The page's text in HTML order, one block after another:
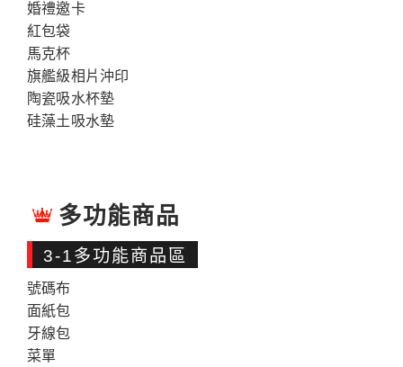
婚禮邀卡
紅包袋
馬克杯
旗艦級相片沖印
陶瓷吸水杯墊
硅藻土吸水墊
多功能商品
3-1多功能商品區
號碼布
面紙包
牙線包
菜單